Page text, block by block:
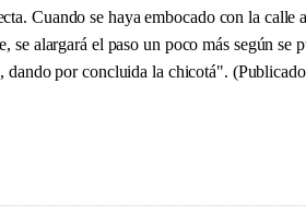
Cuando se haya embocado con la calle
se alargará el paso un poco más según se
dando por concluida la chicotá".